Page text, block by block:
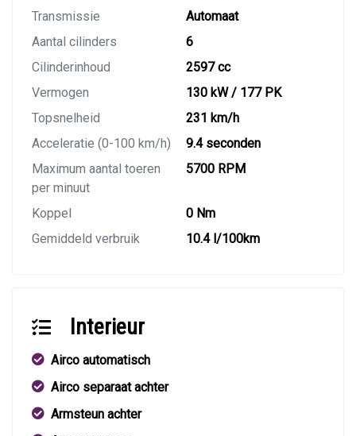
Transmissie
Automaat
Aantal cilinders
6
Cilinderinhoud
2597 cc
Vermogen
130 kW / 177 PK
Topsnelheid
231 km/h
Acceleratie (0-100 km/h)
9.4 seconden
Maximum aantal toeren
per minuut
5700 RPM
Koppel
0 Nm
Gemiddeld verbruik
10.4 l/100km
Interieur
Airco automatisch
Airco separaat achter
Armsteun achter